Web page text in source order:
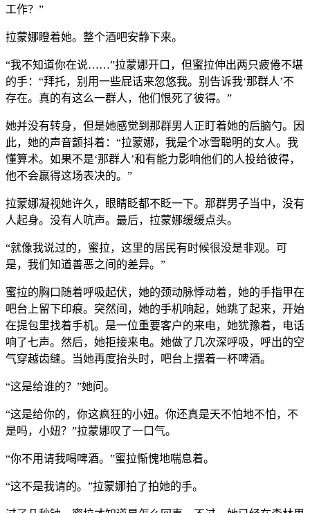
工作？”
拉蒙娜瞪着她。整个酒吧安静下来。
“我不知道你在说……”拉蒙娜开口，但蜜拉伸出两只疲倦不堪
的手：“拜托，别用一些屁话来忽悠我。别告诉我‘那群人’不
存在。真的有这么一群人，他们恨死了彼得。”
她并没有转身，但是她感觉到那群男人正盯着她的后脑勺。因
此，她的声音颤抖着：“拉蒙娜，我是个冰雪聪明的女人。我
懂算术。如果不是‘那群人’和有能力影响他们的人投给彼得，
他不会赢得这场表决的。”
拉蒙娜凝视她许久，眼睛眨都不眨一下。那群男子当中，没有
人起身。没有人吭声。最后，拉蒙娜缓缓点头。
“就像我说过的，蜜拉，这里的居民有时候很没是非观。可
是，我们知道善恶之间的差异。”
蜜拉的胸口随着呼吸起伏，她的颈动脉悸动着，她的手指甲在
吧台上留下印痕。突然间，她的手机响起，她跳了起来，开始
在提包里找着手机。是一位重要客户的来电，她犹豫着，电话
响了七声。然后，她拒接来电。她做了几次深呼吸，呼出的空
气穿越齿缝。当她再度抬头时，吧台上摆着一杯啤酒。
“这是给谁的？”她问。
“这是给你的，你这疯狂的小妞。你还真是天不怕地不怕，不
是吗，小妞？”拉蒙娜叹了一口气。
“你不用请我喝啤酒。”蜜拉惭愧地喘息着。
“这不是我请的。”拉蒙娜拍了拍她的手。